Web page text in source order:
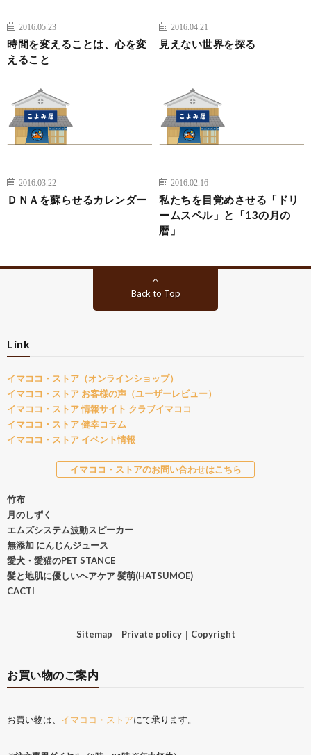
2016.05.23
時間を変えることは、心を変
えること
2016.04.21
見えない世界を探る
2016.03.22
ＤＮＡを蘇らせるカレンダー
2016.02.16
私たちを目覚めさせる「ドリ
ームスペル」と「13の月の
暦」
Back to Top
Link
イマココ・ストア（オンラインショップ）
イマココ・ストア お客様の声（ユーザーレビュー）
イマココ・ストア 情報サイト クラブイマココ
イマココ・ストア 健幸コラム
イマココ・ストア イベント情報
イマココ・ストアのお問い合わせはこちら
竹布
月のしずく
エムズシステム波動スピーカー
無添加 にんじんジュース
愛犬・愛猫のPET STANCE
髪と地肌に優しいヘアケア 髪萌(HATSUMOE)
CACTI
Sitemap ｜ Private policy｜ Copyright
お買い物のご案内
お買い物は、 イマココ・ストアにて承ります。